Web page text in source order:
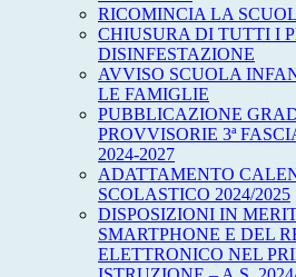
RICOMINCIA LA
CHIUSURA DI TUTTI I
DISINFESTAZIONE
AVVISO SCUOLA
LE FAMIGLIE
PUBBLICAZIONE
PROVVISORIE 3ª
2024-2027
ADATTAMENTO
SCOLASTICO 2024/2025
DISPOSIZIONI IN
SMARTPHONE E DEL
ELETTRONICO NEL